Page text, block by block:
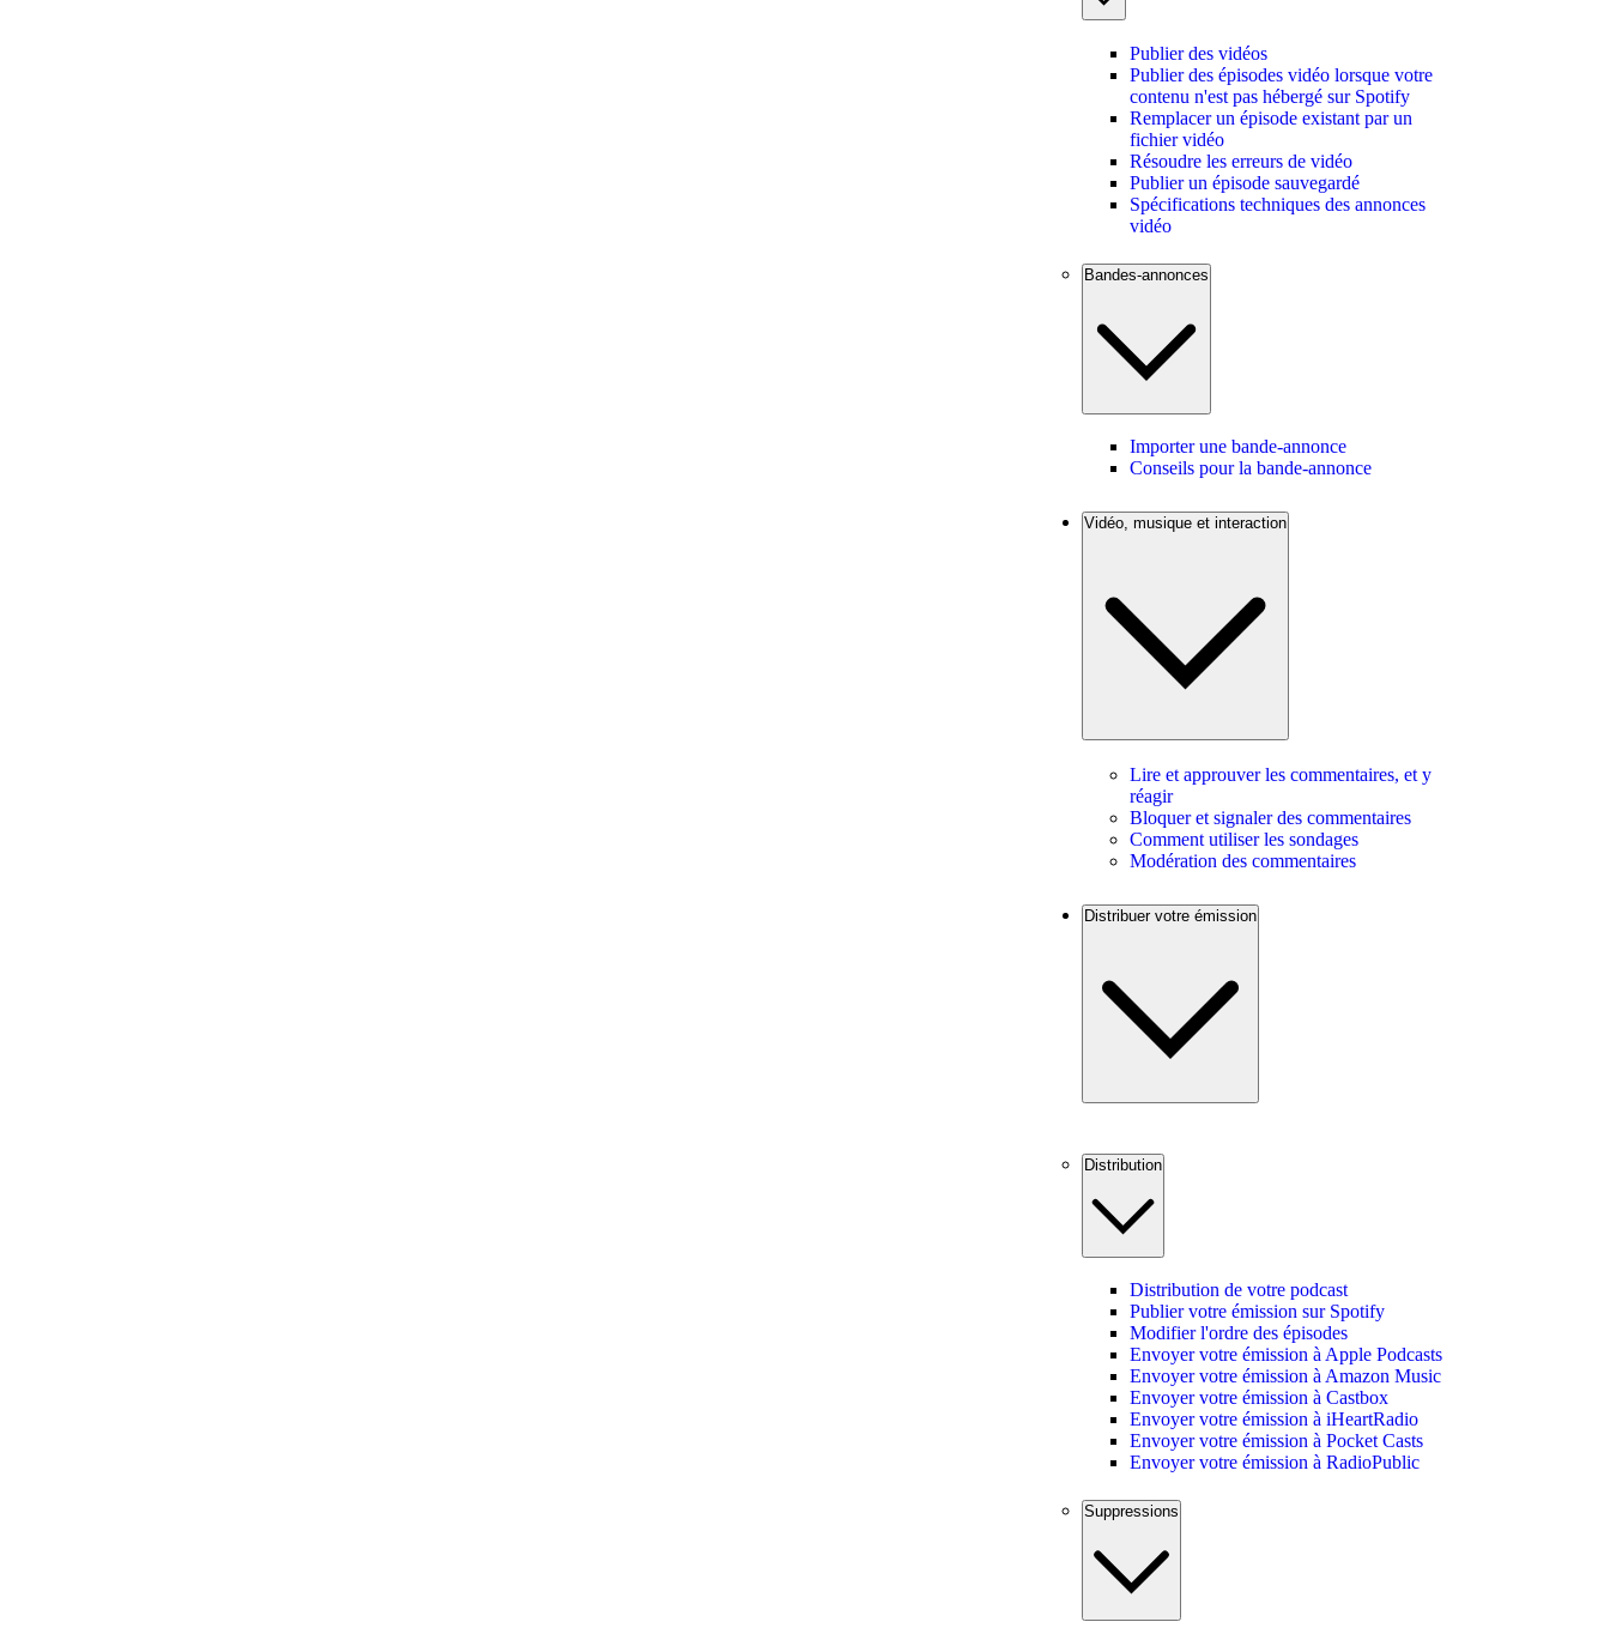
Publier des vidéos
Publier des épisodes vidéo lorsque votre
contenu n'est pas hébergé sur Spotify
Remplacer un épisode existant par un
fichier vidéo
Résoudre les erreurs de vidéo
Publier un épisode sauvegardé
Spécifications techniques des annonces
vidéo
Bandes-annonces
Importer une bande-annonce
Conseils pour la bande-annonce
Vidéo, musique et interaction
Lire et approuver les commentaires, et y
réagir
Bloquer et signaler des commentaires
Comment utiliser les sondages
Modération des commentaires
Distribuer votre émission
Distribution
Distribution de votre podcast
Publier votre émission sur Spotify
Modifier l'ordre des épisodes
Envoyer votre émission à Apple Podcasts
Envoyer votre émission à Amazon Music
Envoyer votre émission à Castbox
Envoyer votre émission à iHeartRadio
Envoyer votre émission à Pocket Casts
Envoyer votre émission à RadioPublic
Suppressions